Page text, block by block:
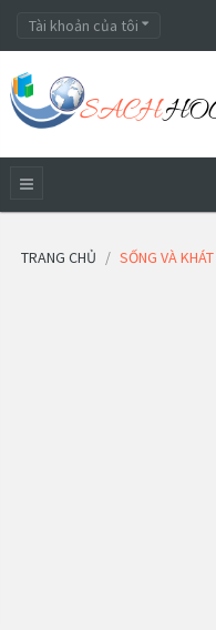
Tài khoản của tôi
TRANG CHỦ SỐNG VÀ